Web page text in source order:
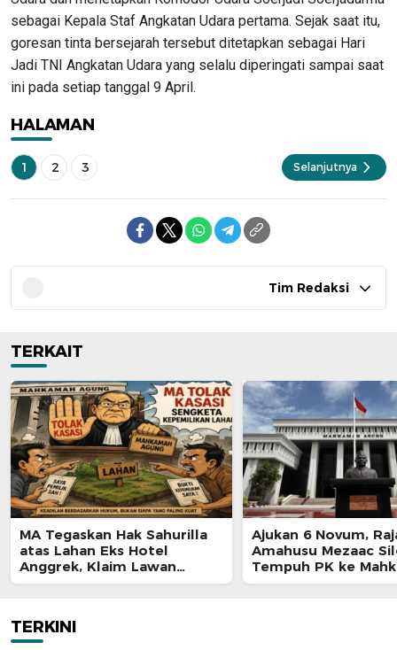
sebagai Kepala Staf Angkatan Udara pertama. Sejak saat itu,
goresan tinta bersejarah tersebut ditetapkan sebagai Hari
Jadi TNI Angkatan Udara yang selalu diperingati sampai saat
ini pada setiap tanggal 9 April.
HALAMAN
1 2 3 Selanjutnya
Tim Redaksi
TERKAIT
MA Tegaskan Hak Sahurilla
atas Lahan Eks Hotel
Anggrek, Klaim Lawan
Terpatahkan hingga Kasasi
Ajukan 6 Novum,
Amahusu Mezaac
Tempuh PK ke
Agung
TERKINI